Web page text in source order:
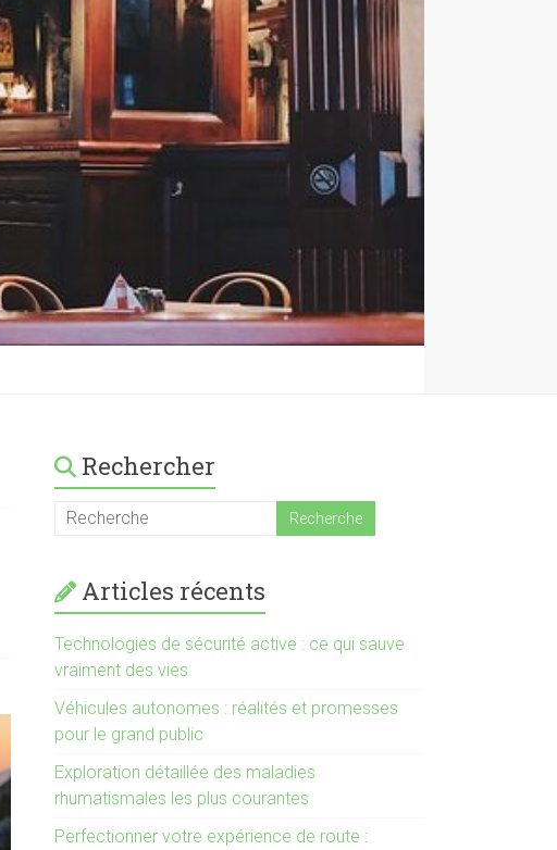
Rechercher
Articles récents
Technologies de sécurité active : ce qui sauve
vraiment des vies
Véhicules autonomes : réalités et promesses
pour le grand public
Exploration détaillée des maladies
rhumatismales les plus courantes
Perfectionner votre expérience de route :